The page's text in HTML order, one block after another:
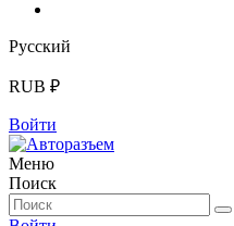
Русский
RUB ₽
Войти
Меню
Поиск